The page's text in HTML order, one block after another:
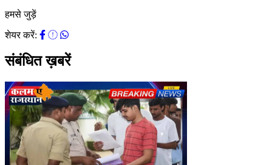
हमसे जुड़ें
शेयर करें:
संबंधित ख़बरें